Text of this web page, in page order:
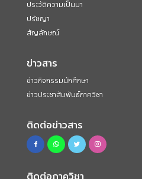
ประวัติความเป็นมา
ปรัชญา
สัญลักษณ์
ข่าวสาร
ข่าวกิจกรรมนักศึกษา
ข่าวประชาสัมพันธ์ภาควิชา
ติดต่อข่าวสาร